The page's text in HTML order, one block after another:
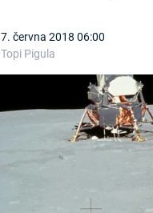
7. června 2018 06:00
Topi Pigula